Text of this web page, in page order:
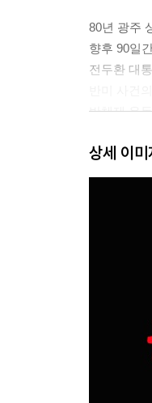
80년 광주
향후 90일
전두환 대
반체제 운
올림픽 이후
정치안정
상세 이미